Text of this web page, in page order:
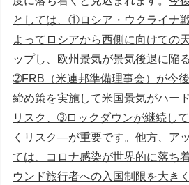
としては、①ロシア・ウクライナ
よってロシアから西側に向けての
ップし、欧州景気が景気後退に陥
➁FRB（米連邦準備理事会）が今
締め策を実施して米国景気がハー
リスク、➂ロックダウンが継続し
くリスク―が重要です。他方、ア
ては、コロナ感染が世界的に落ち
ウンド旅行者への入国制限を大き